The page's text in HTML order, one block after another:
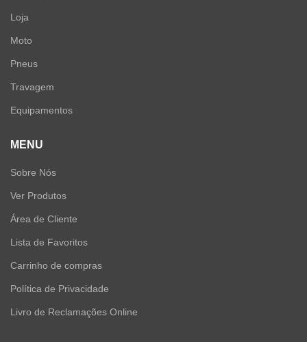
Loja
Moto
Pneus
Travagem
Equipamentos
MENU
Sobre Nós
Ver Produtos
Área de Cliente
Lista de Favoritos
Carrinho de compras
Política de Privacidade
Livro de Reclamações Online